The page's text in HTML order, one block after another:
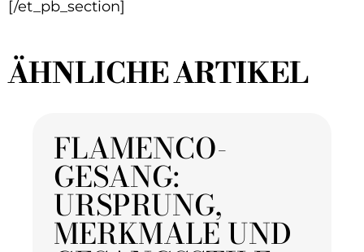
[/et_pb_section]
ÄHNLICHE ARTIKEL
FLAMENCO-
GESANG:
URSPRUNG,
MERKMALE UND